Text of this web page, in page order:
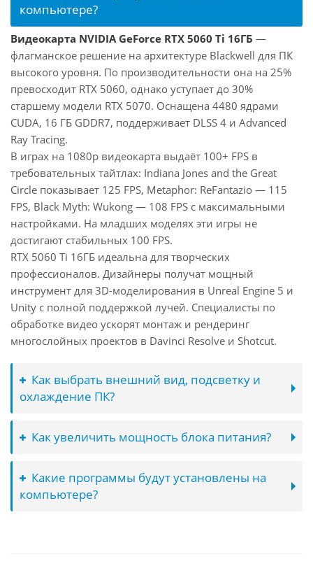
компьютере?
Видеокарта NVIDIA GeForce RTX 5060 Ti 16ГБ —
флагманское решение на архитектуре Blackwell для ПК
высокого уровня. По производительности она на 25%
превосходит RTX 5060, однако уступает до 30%
старшему модели RTX 5070. Оснащена 4480 ядрами
CUDA, 16 ГБ GDDR7, поддерживает DLSS 4 и Advanced
Ray Tracing.
В играх на 1080p видеокарта выдаёт 100+ FPS в
требовательных тайтлах: Indiana Jones and the Great
Circle показывает 125 FPS, Metaphor: ReFantazio — 115
FPS, Black Myth: Wukong — 108 FPS с максимальными
настройками. На младших моделях эти игры не
достигают стабильных 100 FPS.
RTX 5060 Ti 16ГБ идеальна для творческих
профессионалов. Дизайнеры получат мощный
инструмент для 3D-моделирования в Unreal Engine 5 и
Unity с полной поддержкой лучей. Специалисты по
обработке видео ускорят монтаж и рендеринг
многослойных проектов в Davinci Resolve и Shotcut.
Как выбрать внешний вид, подсветку и
охлаждение ПК?
Как увеличить мощность блока питания?
Какие программы будут установлены на
компьютере?